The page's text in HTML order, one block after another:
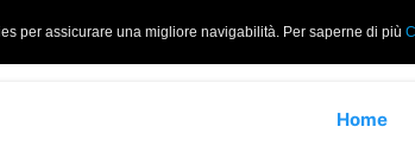
per assicurare una migliore navigabilità. Per saperne di più
Home